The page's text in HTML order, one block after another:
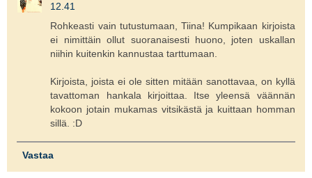
12.41
Rohkeasti vain tutustumaan, Tiina! Kumpikaan kirjoista
ei nimittäin ollut suoranaisesti huono, joten uskallan
niihin kuitenkin kannustaa tarttumaan.
Kirjoista, joista ei ole sitten mitään sanottavaa, on kyllä
tavattoman hankala kirjoittaa. Itse yleensä väännän
kokoon jotain mukamas vitsikästä ja kuittaan homman
sillä. :D
Vastaa